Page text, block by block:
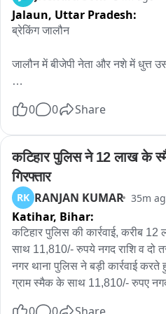
Jalaun, Uttar Pradesh:
ब्रेकिंग जालौन
जालौन में बीजेपी नेता और नशे में धुत्त
बदसलूकी और फाड़ा मेडिकल रजिस्टर,
इमरजेंसी में तैनात कर्मचारियों से
को लेकर काटा हंगामा,
सड़क पर हुए पैसे के लेन देन के विवाद
करवाने पहुंचे थे बीजेपी नेता शक्ति गहोई,
इमरजेंसी वॉर्ड में तैनात कर्मचारियों ने
0 0 Share
कटिहार पुलिस ने 12 लाख के
गिरफ्तार
RK RANJAN KUMAR 35m
Katihar, Bihar:
कटिहार पुलिस की कार्रवाई, करीब
साथ 11,810/- रुपये नगद राशि व दो
नगर थाना पुलिस ने बड़ी कार्रवाई
ग्राम स्मैक के साथ 11,810/- रुपए